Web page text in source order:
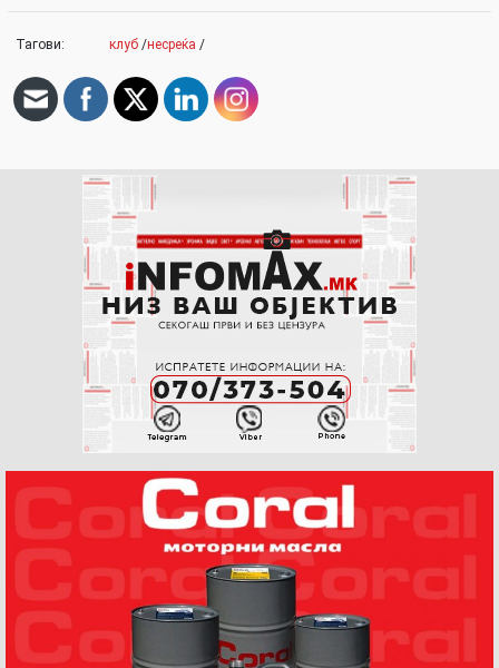
Тагови: клуб /несреќа /